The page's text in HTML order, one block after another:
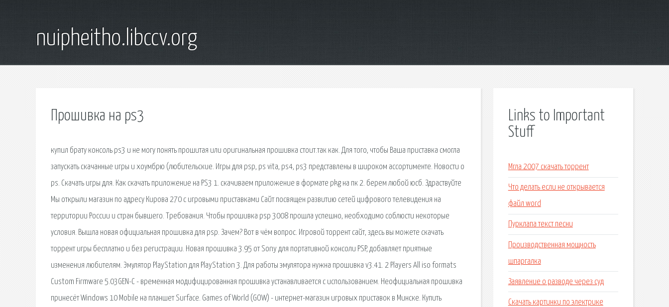
nuipheitho.libccv.org
Прошивка на ps3
купил брату консоль ps3 и не могу понять прошитая или оригинальная прошивка стоит.так как. Для того, чтобы Ваша приставка смогла
запускать скачанные игры и хоумбрю (любительские. Игры для psp, ps vita, ps4, ps3 представлены в широком ассортименте. Новости о
ps. Скачать игры для. Как скачать приложение на PS3 1. скачиваем приложение в формате pkg на пк 2. берем любой юсб. Здраствуйте
Мы открыли магазин по адресу Кирова 270 с игровыми приставками Сайт посвящен развитию сетей цифрового телевидения на
территории России и стран бывшего. Требования. Чтобы прошивка psp 3008 прошла успешно, необходимо соблюсти некоторые
условия. Вышла новая официальная прошивка для psp. Зачем? Вот в чём вопрос. Игровой торрент сайт, здесь вы можете скачать
торрент игры бесплатно и без регистрации. Новая прошивка 3.95 от Sony для портативной консоли PSP, добавляет приятные
изменения любителям. Эмулятор PlayStation для PlayStation 3. Для работы эмулятора нужна прошивка v3.41. 2 Players All iso formats
Custom Firmware 5.03GEN-C - временная модифицированная прошивка устанавливается с использованием. Неофициальная прошивка
принесёт Windows 10 Mobile на планшет Surface. Games of World (GOW) - интернет-магазин игровых приставок в Минске. Купить
Links to Important
Stuff
Мгла 2007 скачать торрент
Что делать если не открывается
файл word
Пурклапа текст песни
Производственная мощность
шпаргалка
Заявление о разводе через суд
Скачать картинки по электрике